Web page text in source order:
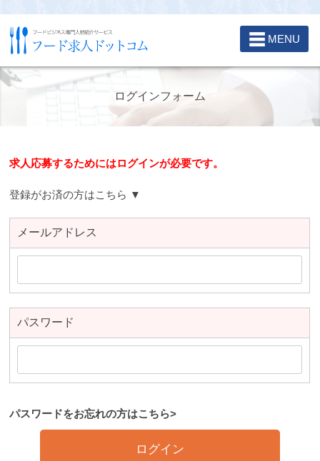
☰ MENU
ログインフォーム
求人応募するためにはログインが必要です。
登録がお済の方はこちら ▼
メールアドレス
パスワード
パスワードをお忘れの方はこちら>
ログイン